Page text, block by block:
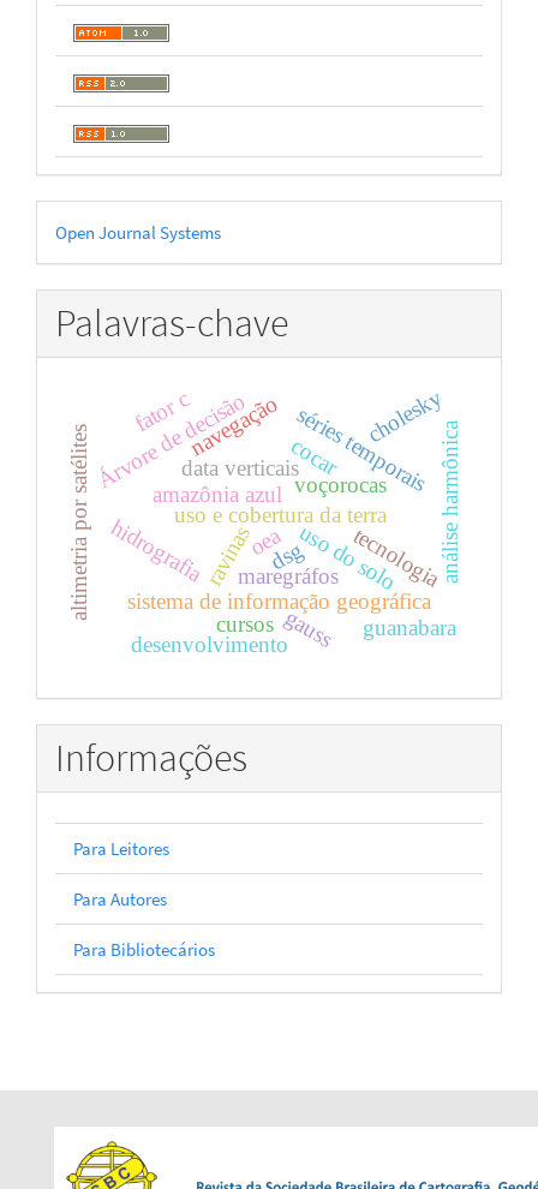
Desenvolvido
por
Open Journal Systems
Palavras-chave
data verticais
amazônia azul voçorocas
ravinas uso do solo
sistema de informação geográfica
Árvore de decisão
altimetria por satélites uso e cobertura da terra análise harmônica
séries temporais
maregráfos
hidrografia
navegação cocar
dsg
fator c
gauss
cholesky
desenvolvimento
tecnologia
oea
cursos guanabara
Informações
Para Leitores
Para Autores
Para Bibliotecários